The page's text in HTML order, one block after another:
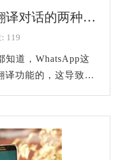
外贸WhatsApp常见翻译对话的两种方法
119
知道，WhatsApp这
译功能的，这导致我